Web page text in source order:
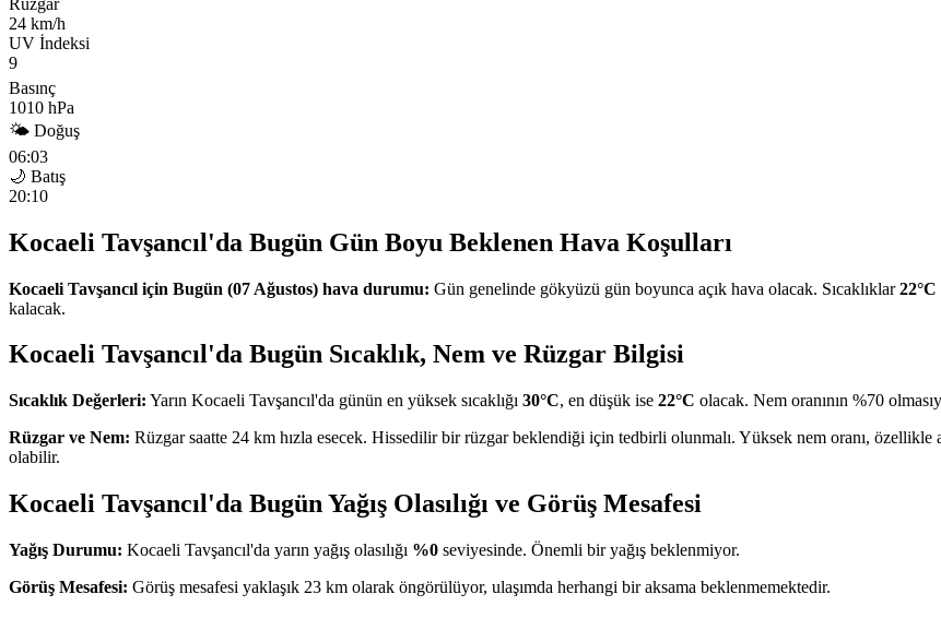
24 km/h
UV İndeksi
9
Basınç
1010 hPa
🌤 Doğuş
06:03
🌙 Batış
20:10
Kocaeli Tavşancıl'da Bugün Gün Boyu Beklenen Hava Koşulları
Kocaeli Tavşancıl için Bugün (07 Ağustos) hava durumu: Gün genelinde gökyüzü gün boyunca açık hava olacak. Sıcaklıklar22°C
kalacak.
Kocaeli Tavşancıl'da Bugün Sıcaklık, Nem ve Rüzgar Bilgisi
Sıcaklık Değerleri: Yarın Kocaeli Tavşancıl'da günün en yüksek sıcaklığı 30°C, en düşük ise 22°C olacak. Nem oranının %70
Rüzgar ve Nem: Rüzgar saatte 24 km hızla esecek. Hissedilir bir rüzgar beklendiği için tedbirli olunmalı. Yüksek nem oranı, özellikle
olabilir.
Kocaeli Tavşancıl'da Bugün Yağış Olasılığı ve Görüş Mesafesi
Yağış Durumu: Kocaeli Tavşancıl'da yarın yağış olasılığı %0 seviyesinde. Önemli bir yağış beklenmiyor.
Görüş Mesafesi: Görüş mesafesi yaklaşık 23 km olarak öngörülüyor, ulaşımda herhangi bir aksama beklenmemektedir.